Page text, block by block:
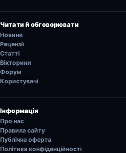
Читати й обговорювати
Новини
Рецензії
Статті
Вікторини
Форум
Користувачі
Інформація
Про нас
Правила сайту
Публічна оферта
Політика конфіденційності